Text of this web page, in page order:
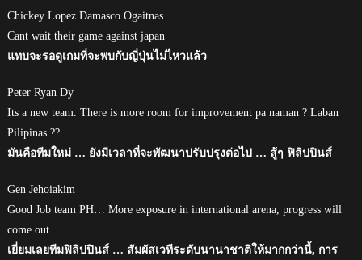
Chickey Lopez Damasco Ogaitnas
Cant wait their game against japan
แทบจะรอดูเกมที่จะพบกับญี่ปุ่นไม่ไหวแล้ว
Peter Ryan Dy
Its a new team. There is more room for improvement pa naman ? Laban
Pilipinas ??
มันคือทีมใหม่ … ยังมีเวลาที่จะพัฒนาปรับปรุงต่อไป … สู้ๆ ฟิลิปปินส์
Gen Jehoiakim
Good Job team PH… More exposure in international arena, progress will
come out..
เยี่ยมเลยทีมฟิลิปปินส์ … สัมผัสเวทีระดับนานาชาติให้มากกว่านี้, การ